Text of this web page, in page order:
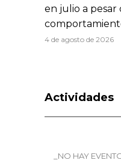
en julio a
4 de agosto de 2026
Actividades
_NO HAY